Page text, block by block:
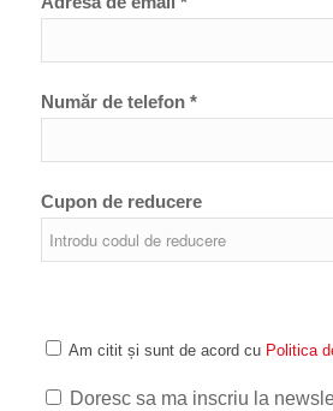
Număr de telefon *
Cupon de reducere
Am citit și sunt de acord cu Politica
Doresc sa ma inscriu la